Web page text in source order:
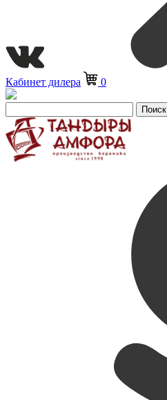
Кабинет дилера 0
Поиск